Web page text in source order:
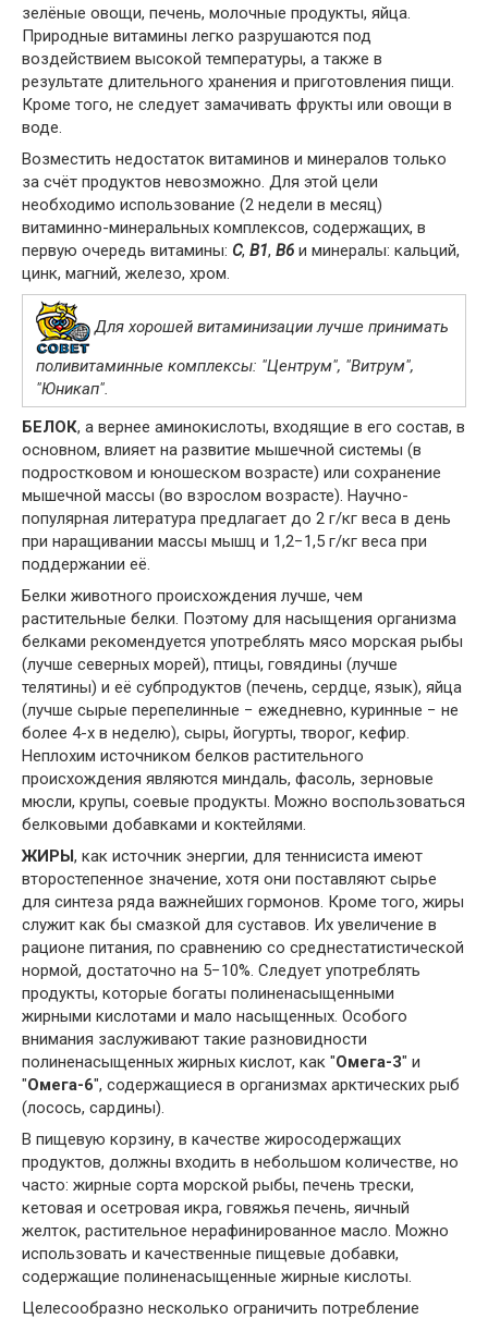
зелёные овощи, печень, молочные продукты, яйца.
Природные витамины легко разрушаются под
воздействием высокой температуры, а также в
результате длительного хранения и приготовления пищи.
Кроме того, не следует замачивать фрукты или овощи в
воде.
Возместить недостаток витаминов и минералов только
за счёт продуктов невозможно. Для этой цели
необходимо использование (2 недели в месяц)
витаминно-минеральных комплексов, содержащих, в
первую очередь витамины: С, В1, В6 и минералы: кальций,
цинк, магний, железо, хром.
Для хорошей витаминизации лучше принимать
поливитаминные комплексы: "Центрум", "Витрум",
"Юникап".
БЕЛОК, а вернее аминокислоты, входящие в его состав, в
основном, влияет на развитие мышечной системы (в
подростковом и юношеском возрасте) или сохранение
мышечной массы (во взрослом возрасте). Научно-
популярная литература предлагает до 2 г/кг веса в день
при наращивании массы мышц и 1,2−1,5 г/кг веса при
поддержании её.
Белки животного происхождения лучше, чем
растительные белки. Поэтому для насыщения организма
белками рекомендуется употреблять мясо морская рыбы
(лучше северных морей), птицы, говядины (лучше
телятины) и её субпродуктов (печень, сердце, язык), яйца
(лучше сырые перепелинные − ежедневно, куринные − не
более 4-х в неделю), сыры, йогурты, творог, кефир.
Неплохим источником белков растительного
происхождения являются миндаль, фасоль, зерновые
мюсли, крупы, соевые продукты. Можно воспользоваться
белковыми добавками и коктейлями.
ЖИРЫ, как источник энергии, для теннисиста имеют
второстепенное значение, хотя они поставляют сырье
для синтеза ряда важнейших гормонов. Кроме того, жиры
служит как бы смазкой для суставов. Их увеличение в
рационе питания, по сравнению со среднестатистической
нормой, достаточно на 5−10%. Следует употреблять
продукты, которые богаты полиненасыщенными
жирными кислотами и мало насыщенных. Особого
внимания заслуживают такие разновидности
полиненасыщенных жирных кислот, как "Омега-3" и
"Омега-6", содержащиеся в организмах арктических рыб
(лосось, сардины).
В пищевую корзину, в качестве жиросодержащих
продуктов, должны входить в небольшом количестве, но
часто: жирные сорта морской рыбы, печень трески,
кетовая и осетровая икра, говяжья печень, яичный
желток, растительное нерафинированное масло. Можно
использовать и качественные пищевые добавки,
содержащие полиненасыщенные жирные кислоты.
Целесообразно несколько ограничить потребление